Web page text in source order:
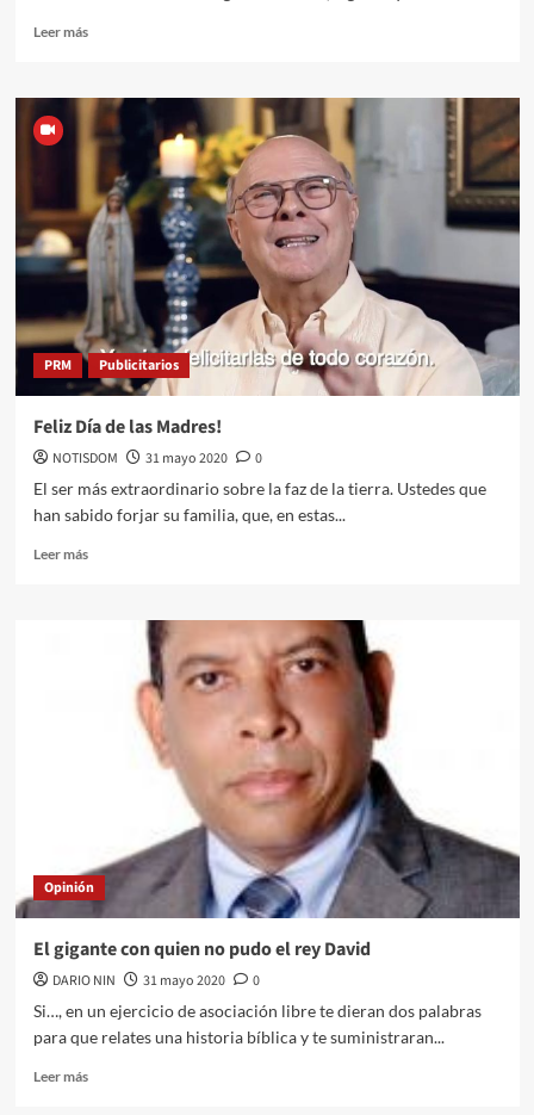
Leer más
PRM Publicitarios
Feliz Día de las Madres!
NOTISDOM 31 mayo 2020
0
El ser más extraordinario sobre la faz de la tierra. Ustedes que
han sabido forjar su familia, que, en estas...
Leer más
Opinión
El gigante con quien no pudo el rey David
DARIO NIN 31 mayo 2020
0
Si…, en un ejercicio de asociación libre te dieran dos palabras
para que relates una historia bíblica y te suministraran...
Leer más